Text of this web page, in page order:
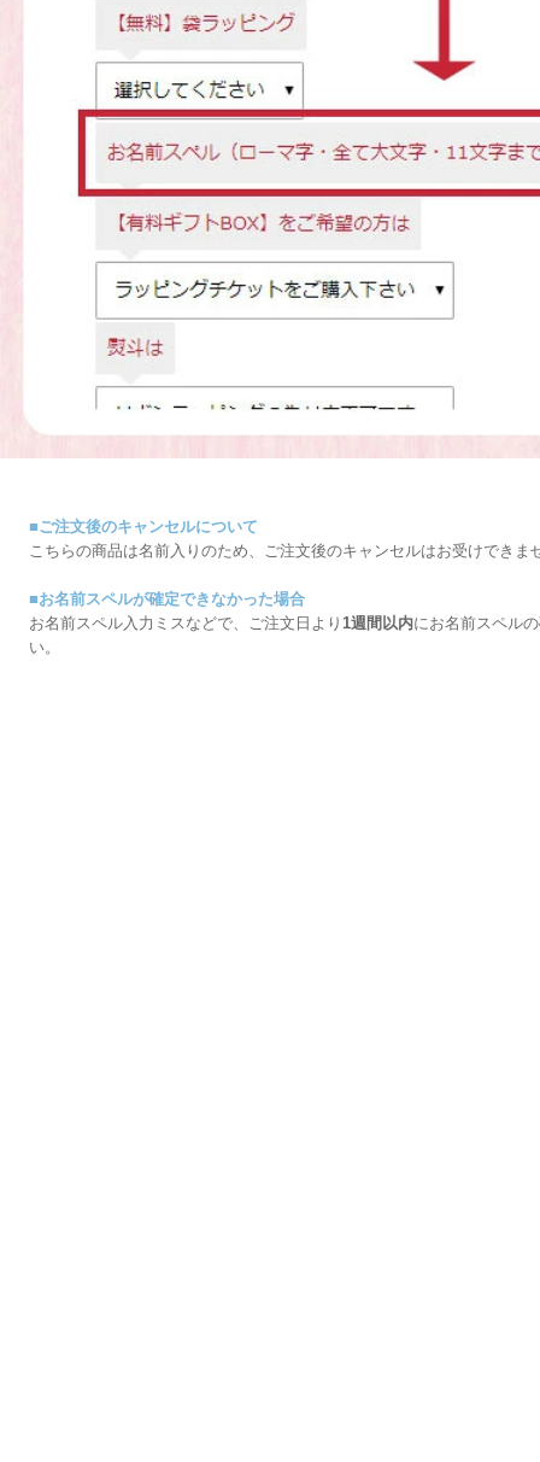
■ご注文後のキャンセルについて
こちらの商品は名前入りのため、ご注文後のキャンセルはお受けできま
■お名前スペルが確定できなかった場合
お名前スペル入力ミスなどで、ご注文日より1週間以内にお名前スペル
い。